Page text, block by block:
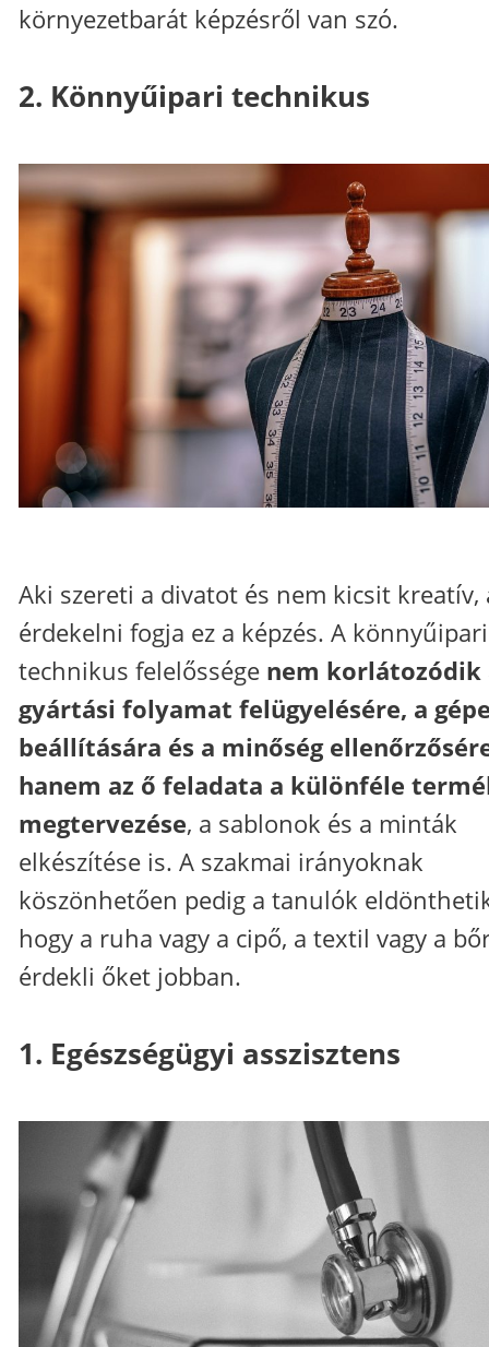
környezetbarát képzésről van szó.
2. Könnyűipari technikus
Aki szereti a divatot és nem kicsit kreatív,
érdekelni fogja ez a képzés. A könnyűipari
technikus felelőssége nem korlátozódik
gyártási folyamat felügyelésére, a
beállítására és a minőség
hanem az ő feladata a különféle
megtervezése, a sablonok és a minták
elkészítése is. A szakmai irányoknak
köszönhetően pedig a tanulók
hogy a ruha vagy a cipő, a textil vagy a
érdekli őket jobban.
1. Egészségügyi asszisztens